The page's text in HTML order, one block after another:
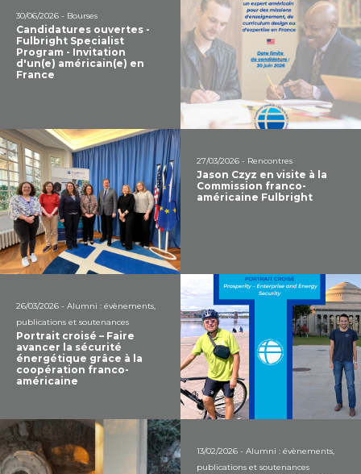
30/06/2026 - Bourses
Candidatures ouvertes -
Fulbright Specialist
Program - Invitation
d'un(e) américain(e) en
France
27/03/2026 - Rencontres
Jason Czyz en visite à la
Commission franco-
américaine Fulbright
26/03/2026 - Alumni : évènements,
publications et soutenances
Portrait croisé – Faire
avancer la sécurité
énergétique grâce à la
coopération franco-
américaine
13/02/2026 - Alumni : évènements,
publications et soutenances